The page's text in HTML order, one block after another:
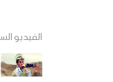
الفيديو